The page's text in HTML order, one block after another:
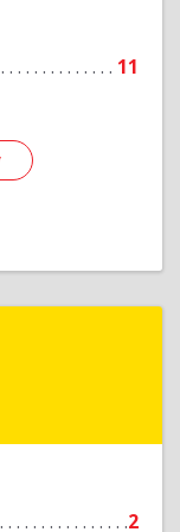
11
2
Уральский